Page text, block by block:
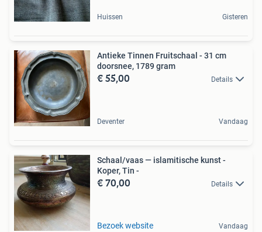
Huissen Gisteren
Antieke Tinnen Fruitschaal - 31 cm
doorsnee, 1789 gram
€ 55,00 Details
Deventer Vandaag
Schaal/vaas — islamitische kunst -
Koper, Tin -
€ 70,00 Details
Bezoek website Vandaag